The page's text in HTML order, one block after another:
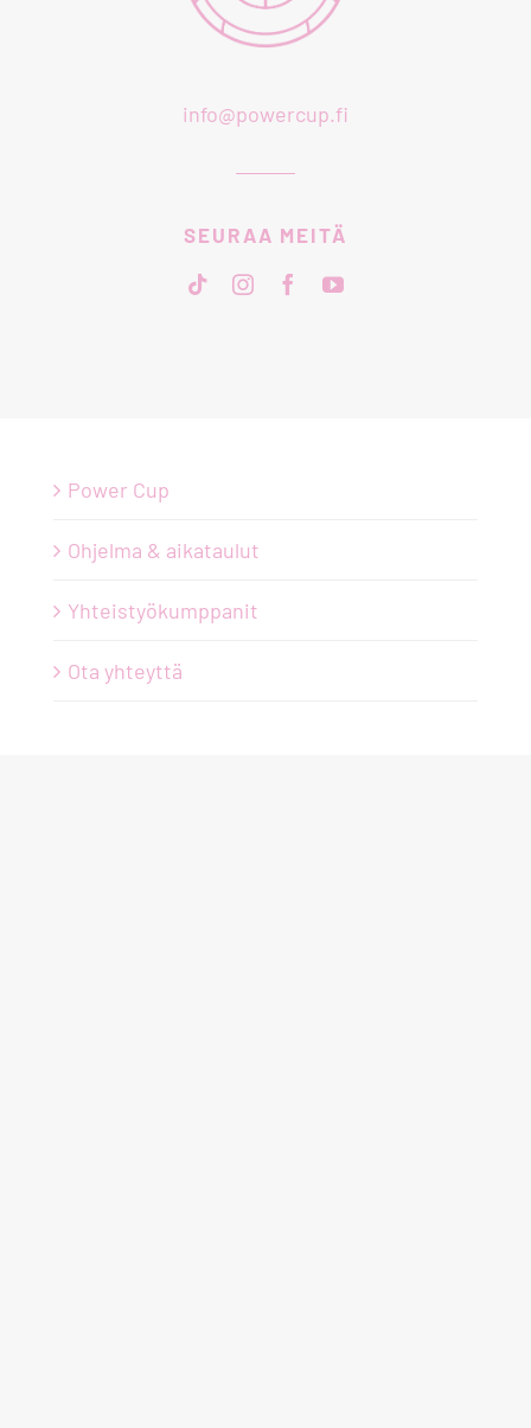
info@powercup.fi
SEURAA MEITÄ
Power Cup
Ohjelma & aikataulut
Yhteistyökumppanit
Ota yhteyttä